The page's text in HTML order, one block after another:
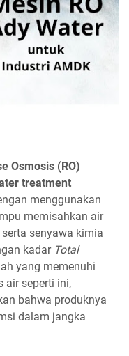
Osmosis (RO)
treatment
menggunakan
memisahkan air
senyawa kimia
kadar Total
yang memenuhi
air seperti ini,
bahwa produknya
dalam jangka